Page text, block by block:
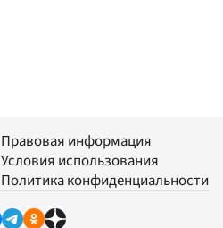
Правовая информация
Условия использования
Политика конфиденциальности